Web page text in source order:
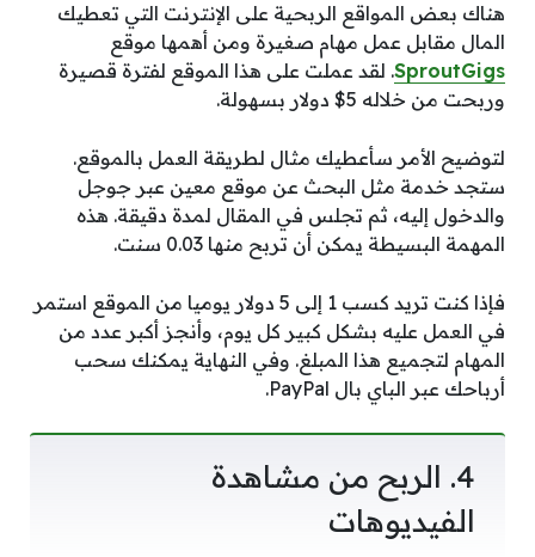
هناك بعض المواقع الربحية على الإنترنت التي تعطيك
المال مقابل عمل مهام صغيرة ومن أهمها موقع
SproutGigs. لقد عملت على هذا الموقع لفترة قصيرة
وربحت من خلاله 5$ دولار بسهولة.
لتوضيح الأمر سأعطيك مثال لطريقة العمل بالموقع.
ستجد خدمة مثل البحث عن موقع معين عبر جوجل
والدخول إليه، ثم تجلس في المقال لمدة دقيقة. هذه
المهمة البسيطة يمكن أن تربح منها 0.03 سنت.
فإذا كنت تريد كسب 1 إلى 5 دولار يوميا من الموقع استمر
في العمل عليه بشكل كبير كل يوم، وأنجز أكبر عدد من
المهام لتجميع هذا المبلغ. وفي النهاية يمكنك سحب
أرباحك عبر الباي بال PayPal.
4. الربح من مشاهدة
الفيديوهات